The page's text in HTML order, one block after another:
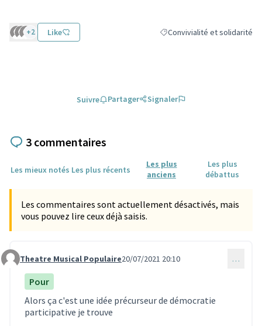
+2 Like Filtrer les résultats de la
Convivialité et solidarité
Suivre Partager Signaler
3 commentaires
Les mieux notés Les plus récents
Les plus
anciens
Les plus
débattus
Les commentaires sont actuellement désactivés, mais
vous pouvez lire ceux déjà saisis.
Commentaire 745
Theatre Musical Populaire20/07/2021 20:10 …
Pour
Alors ça c'est une idée précurseur de démocratie
participative je trouve